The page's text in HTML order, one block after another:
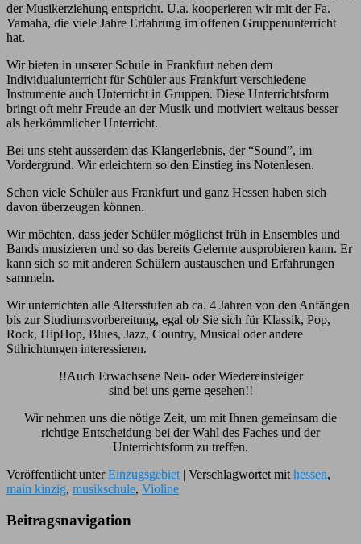
der Musikerziehung entspricht. U.a. kooperieren wir mit der Fa.
Yamaha, die viele Jahre Erfahrung im offenen Gruppenunterricht
hat.
Wir bieten in unserer Schule in Frankfurt neben dem
Individualunterricht für Schüler aus Frankfurt verschiedene
Instrumente auch Unterricht in Gruppen. Diese Unterrichtsform
bringt oft mehr Freude an der Musik und motiviert weitaus besser
als herkömmlicher Unterricht.
Bei uns steht ausserdem das Klangerlebnis, der “Sound”, im
Vordergrund. Wir erleichtern so den Einstieg ins Notenlesen.
Schon viele Schüler aus Frankfurt und ganz Hessen haben sich
davon überzeugen können.
Wir möchten, dass jeder Schüler möglichst früh in Ensembles und
Bands musizieren und so das bereits Gelernte ausprobieren kann. Er
kann sich so mit anderen Schülern austauschen und Erfahrungen
sammeln.
Wir unterrichten alle Altersstufen ab ca. 4 Jahren von den Anfängen
bis zur Studiumsvorbereitung, egal ob Sie sich für Klassik, Pop,
Rock, HipHop, Blues, Jazz, Country, Musical oder andere
Stilrichtungen interessieren.
!!Auch Erwachsene Neu- oder Wiedereinsteiger
sind bei uns gerne gesehen!!
Wir nehmen uns die nötige Zeit, um mit Ihnen gemeinsam die
richtige Entscheidung bei der Wahl des Faches und der
Unterrichtsform zu treffen.
Veröffentlicht unter Einzugsgebiet | Verschlagwortet mit hessen,
main kinzig, musikschule, Violine
Beitragsnavigation